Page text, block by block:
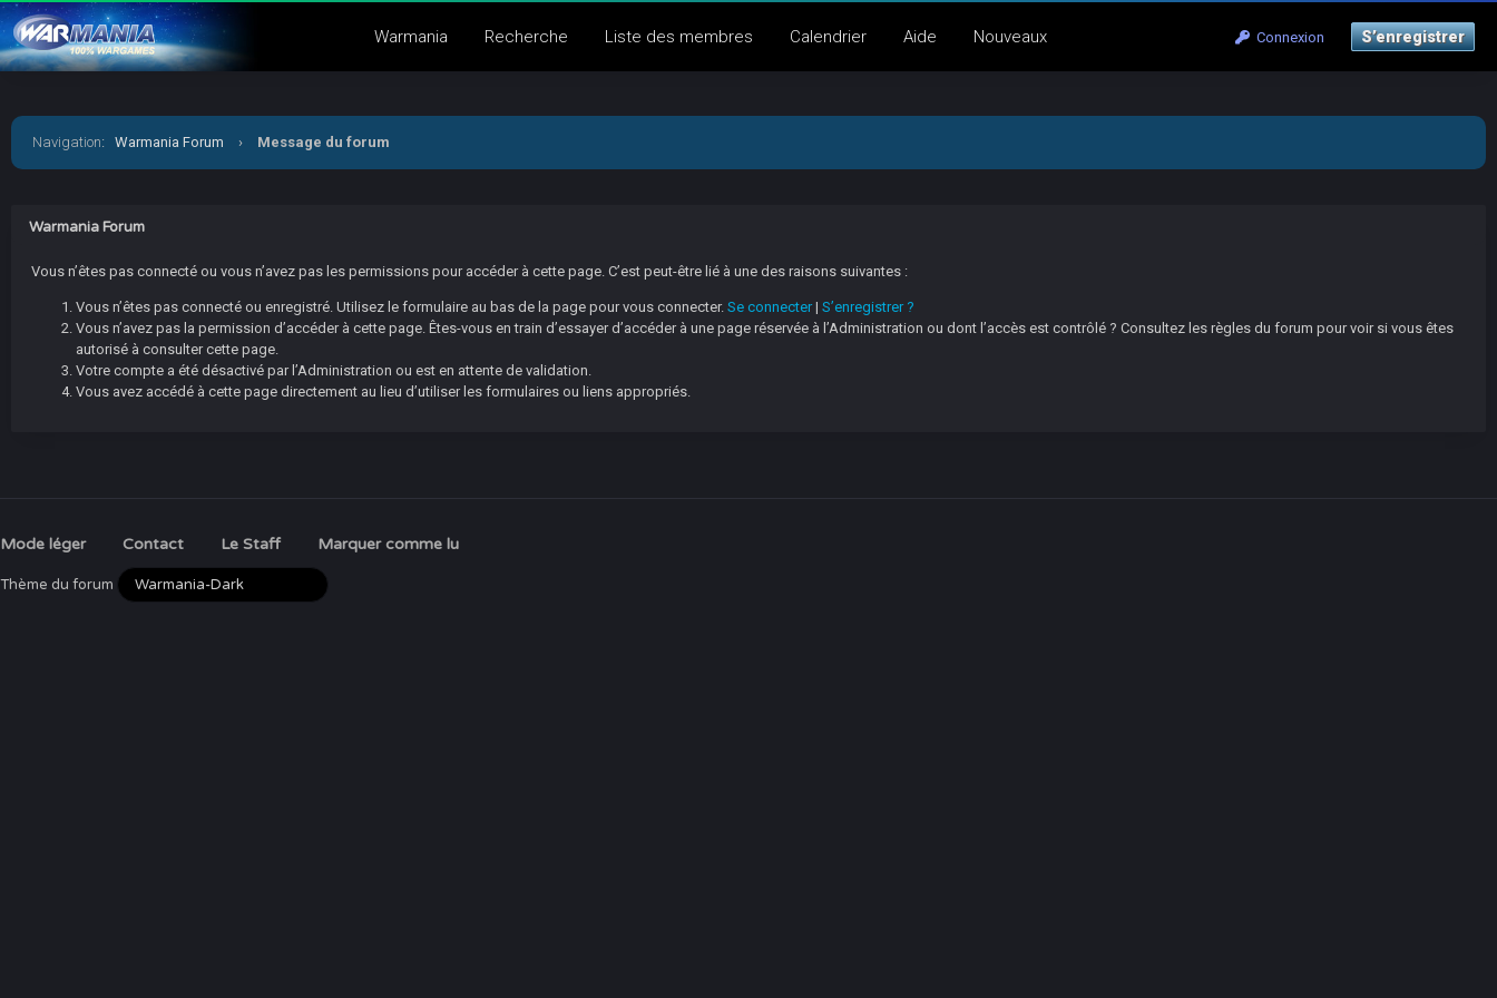
Connexion S’enregistrer
Warmania Recherche Liste des membres Calendrier Aide Nouveaux
Navigation: Warmania Forum › Message du forum
Warmania Forum
Vous n’êtes pas connecté ou vous n’avez pas les permissions pour accéder à cette page. C’est peut-être lié à une des raisons suivantes :
Vous n’êtes pas connecté ou enregistré. Utilisez le formulaire au bas de la page pour vous connecter. Se connecter| S’enregistrer ?
Vous n’avez pas la permission d’accéder à cette page. Êtes-vous en train d’essayer d’accéder à une page réservée à l’Administration ou dont l’accès est contrôlé ? Consultez les règles du forum pour voir si vous êtes
autorisé à consulter cette page.
Votre compte a été désactivé par l’Administration ou est en attente de validation.
Vous avez accédé à cette page directement au lieu d’utiliser les formulaires ou liens appropriés.
Mode léger Contact Le Staff Marquer comme lu
Thème du forum